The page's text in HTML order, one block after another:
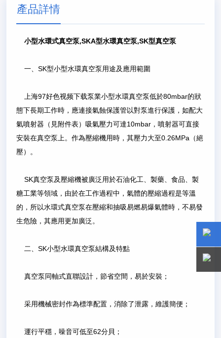
產品詳情
小型水環式真空泵,SKA型水環真空泵,SK型真空泵
一、SK型小型水環真空泵用途及應用範圍
上海97好色视频下载泵業小型水環真空泵低於80mbar的狀
態下長期工作時，應連接氣蝕保護管以對泵進行保護，如配大
氣噴射器（見附件表）吸氣壓力可達10mbar，噴射器可直接
安裝在真空泵上。作為壓縮機用時，其壓力大至0.26MPa（絕
壓）。
SK真空泵及壓縮機被廣泛用於石油化工、製藥、食品、製
糖工業等領域，由於在工作過程中，氣體的壓縮過程是等溫
的，所以水環式真空泵在壓縮和抽吸易燃易爆氣體時，不易發
生危險，其應用更加廣泛。
二、SK小型水環真空泵結構及特點
真空泵同軸式直聯設計，節省空間，易於安裝；
采用機械密封作為標準配置，消除了泄露，維護簡便；
運行平穩，噪音可低至62分貝；